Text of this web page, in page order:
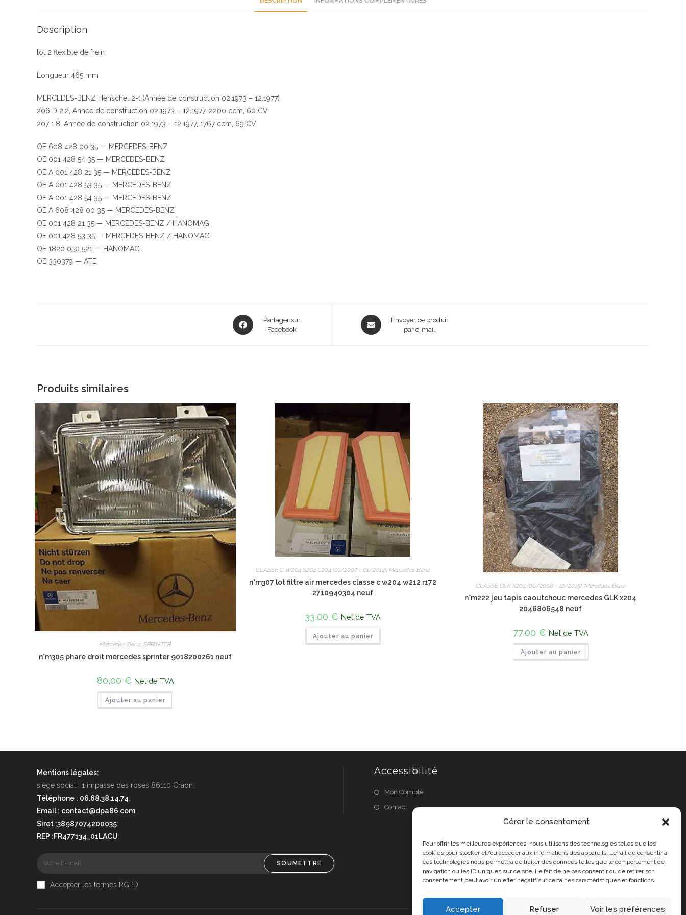
Gérer le consentement
Pour offrir les meilleures expériences, nous utilisons des technologies telles que les
cookies pour stocker et/ou accéder aux informations des appareils. Le fait de consentir à
ces technologies nous permettra de traiter des données telles que le comportement de
navigation ou les ID uniques sur ce site. Le fait de ne pas consentir ou de retirer son
consentement peut avoir un effet négatif sur certaines caractéristiques et fonctions.
Accepter Refuser Voir les préférences
Description
lot 2 flexible de frein
Longueur 465 mm
MERCEDES-BENZ Henschel 2-t (Année de construction 02.1973 – 12.1977)
206 D 2.2, Année de construction 02.1973 – 12.1977, 2200 ccm, 60 CV
207 1.8, Année de construction 02.1973 – 12.1977, 1767 ccm, 69 CV
OE 608 428 00 35 — MERCEDES-BENZ
OE 001 428 54 35 — MERCEDES-BENZ
OE A 001 428 21 35 — MERCEDES-BENZ
OE A 001 428 53 35 — MERCEDES-BENZ
OE A 001 428 54 35 — MERCEDES-BENZ
OE A 608 428 00 35 — MERCEDES-BENZ
OE 001 428 21 35 — MERCEDES-BENZ / HANOMAG
OE 001 428 53 35 — MERCEDES-BENZ / HANOMAG
OE 1820 050 521 — HANOMAG
OE 330379 — ATE
Opens
in
Partager sur
Facebook
Opens
in
Envoyer ce produit
par e-mail
Produits similaires
Mercedes Benz,SPRINTER
n°m305 phare droit mercedes sprinter 9018200261 neuf
80,00 € Net de TVA
Ajouter au panier
CLASSE C W204 S204 C204 (01/2007 - 01/2014), Mercedes Benz
n°m307 lot filtre air mercedes classe c w204 w212 r172
2710940304 neuf
33,00 € Net de TVA
Ajouter au panier
CLASSE GLK X204 (06/2008 - 12/2015), Mercedes Benz
n°m222 jeu tapis caoutchouc mercedes GLK x204
2046806548 neuf
77,00 € Net de TVA
Ajouter au panier
Mentions légales:
siège social : 1 impasse des roses 86110 Craon:
Téléphone : 06.68.38.14.74:
Email : contact@dpa86.com:
Siret :38987074200035:
REP :FR477134_01LACU:
SOUMETTRE
Accepter les termes RGPD
Accessibilité
Mon Compte
Contact